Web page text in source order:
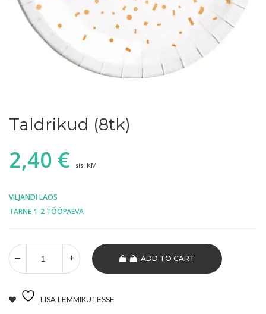
Taldrikud (8tk)
2,40 € sis. KM
VILJANDI LAOS
TARNE 1-2 TÖÖPÄEVA
ADD TO CART
LISA LEMMIKUTESSE